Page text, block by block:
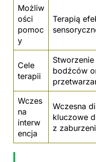
Możliw
ości
pomoc
y
Terapią
Cele
terapii
bodźców
Wczes
na
interw
encja
Wczesna
kluczowe
z